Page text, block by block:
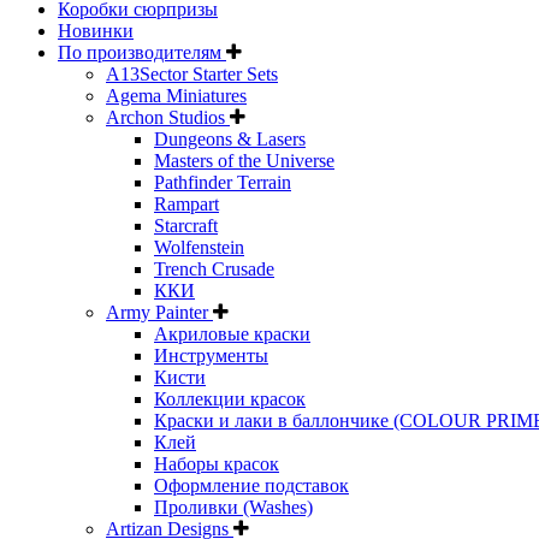
Коробки сюрпризы
Новинки
По производителям
A13Sector Starter Sets
Agema Miniatures
Archon Studios
Dungeons & Lasers
Masters of the Universe
Pathfinder Terrain
Rampart
Starcraft
Wolfenstein
Trench Crusade
ККИ
Army Painter
Акриловые краски
Инструменты
Кисти
Коллекции красок
Краски и лаки в баллончике (COLOUR
Клей
Наборы красок
Оформление подставок
Проливки (Washes)
Artizan Designs